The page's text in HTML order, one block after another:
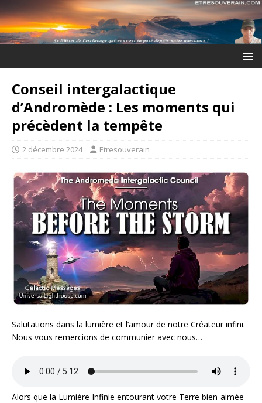
Conseil intergalactique
d’Andromède : Les moments qui
précèdent la tempête
2 décembre 2024 Etresouverain
Salutations dans la lumière et l’amour de notre Créateur infini.
Nous vous remercions de communier avec nous…
Alors que la Lumière Infinie entourant votre Terre bien-aimée